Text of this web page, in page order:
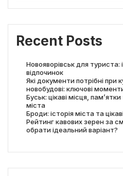
Recent Posts
Новояворівськ для туриста:
відпочинок
Які документи потрібні при
новобудові: ключові
Буськ: цікаві місця,
міста
Броди: історія міста та
Рейтинг кавових зерен за
обрати ідеальний варіант?